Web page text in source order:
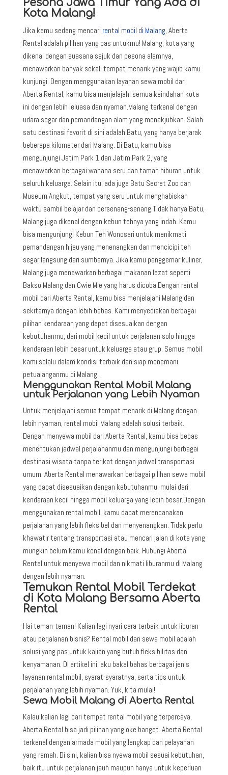
Pesona Jawa Timur Yang Ada di
Kota Malang!
Jika kamu sedang mencari rental mobil di Malang, Aberta
Rental adalah pilihan yang pas untukmu! Malang, kota yang
dikenal dengan suasana sejuk dan pesona alamnya,
menawarkan banyak sekali tempat menarik yang wajib kamu
kunjungi. Dengan menggunakan layanan sewa mobil dari
Aberta Rental, kamu bisa menjelajahi semua keindahan kota
ini dengan lebih leluasa dan nyaman.Malang terkenal dengan
udara segar dan pemandangan alam yang menakjubkan. Salah
satu destinasi favorit di sini adalah Batu, yang hanya berjarak
beberapa kilometer dari Malang. Di Batu, kamu bisa
mengunjungi Jatim Park 1 dan Jatim Park 2, yang
menawarkan berbagai wahana seru dan taman hiburan untuk
seluruh keluarga. Selain itu, ada juga Batu Secret Zoo dan
Museum Angkut, tempat yang seru untuk menghabiskan
waktu sambil belajar dan bersenang-senang.Tidak hanya Batu,
Malang juga dikenal dengan kebun tehnya yang indah. Kamu
bisa mengunjungi Kebun Teh Wonosari untuk menikmati
pemandangan hijau yang menenangkan dan mencicipi teh
segar langsung dari sumbernya. Jika kamu penggemar kuliner,
Malang juga menawarkan berbagai makanan lezat seperti
Bakso Malang dan Cwie Mie yang harus dicoba.Dengan rental
mobil dari Aberta Rental, kamu bisa menjelajahi Malang dan
sekitarnya dengan lebih bebas. Kami menyediakan berbagai
pilihan kendaraan yang dapat disesuaikan dengan
kebutuhanmu, dari mobil kecil untuk perjalanan solo hingga
kendaraan lebih besar untuk keluarga atau grup. Semua mobil
kami selalu dalam kondisi terbaik dan siap menemani
petualanganmu di Malang.
Menggunakan Rental Mobil Malang
untuk Perjalanan yang Lebih Nyaman
Untuk menjelajahi semua tempat menarik di Malang dengan
lebih nyaman, rental mobil Malang adalah solusi terbaik.
Dengan menyewa mobil dari Aberta Rental, kamu bisa bebas
menentukan jadwal perjalananmu dan mengunjungi berbagai
destinasi wisata tanpa terikat dengan jadwal transportasi
umum. Aberta Rental menawarkan berbagai pilihan sewa mobil
yang dapat disesuaikan dengan kebutuhanmu, mulai dari
kendaraan kecil hingga mobil keluarga yang lebih besar.Dengan
menggunakan rental mobil, kamu dapat merencanakan
perjalanan yang lebih fleksibel dan menyenangkan. Tidak perlu
khawatir tentang transportasi atau mencari jalan di kota yang
mungkin belum kamu kenal dengan baik. Hubungi Aberta
Rental untuk menyewa mobil dan nikmati liburanmu di Malang
dengan lebih nyaman.
Temukan Rental Mobil Terdekat
di Kota Malang Bersama Aberta
Rental
Hai teman-teman! Kalian lagi nyari cara terbaik untuk liburan
atau perjalanan bisnis? Rental mobil dan sewa mobil adalah
solusi yang pas untuk kalian yang butuh fleksibilitas dan
kenyamanan. Di artikel ini, aku bakal bahas berbagai jenis
layanan rental mobil, syarat-syaratnya, serta tips untuk
perjalanan yang lebih nyaman. Yuk, kita mulai!
Sewa Mobil Malang di Aberta Rental
Kalau kalian lagi cari tempat rental mobil yang terpercaya,
Aberta Rental bisa jadi pilihan yang oke banget. Aberta Rental
terkenal dengan armada mobil yang lengkap dan pelayanan
yang ramah. Di sini, kalian bisa nyewa mobil sesuai kebutuhan,
baik itu untuk perjalanan jauh maupun hanya untuk keperluan